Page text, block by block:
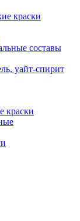
краски
составы
уайт-спирит
краски